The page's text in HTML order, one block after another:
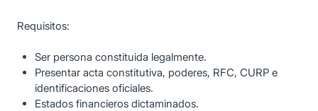
Requisitos:
Ser persona constituida legalmente.
Presentar acta constitutiva, poderes, RFC, CURP e
identificaciones oficiales.
Estados financieros dictaminados.